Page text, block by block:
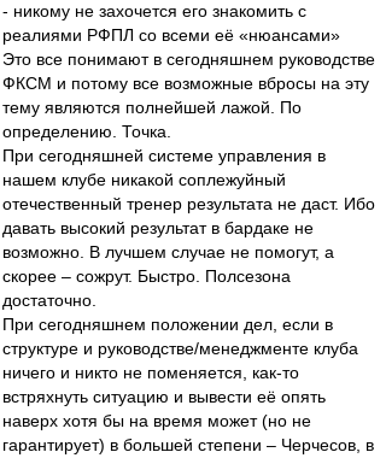
- никому не захочется его знакомить с
реалиями РФПЛ со всеми её «нюансами»
Это все понимают в сегодняшнем руководстве
ФКСМ и потому все возможные вбросы на эту
тему являются полнейшей лажой. По
определению. Точка.
При сегодняшней системе управления в
нашем клубе никакой соплежуйный
отечественный тренер результата не даст. Ибо
давать высокий результат в бардаке не
возможно. В лучшем случае не помогут, а
скорее – сожрут. Быстро. Полсезона
достаточно.
При сегодняшнем положении дел, если в
структуре и руководстве/менеджменте клуба
ничего и никто не поменяется, как-то
встряхнуть ситуацию и вывести её опять
наверх хотя бы на время может (но не
гарантирует) в большей степени – Черчесов, в